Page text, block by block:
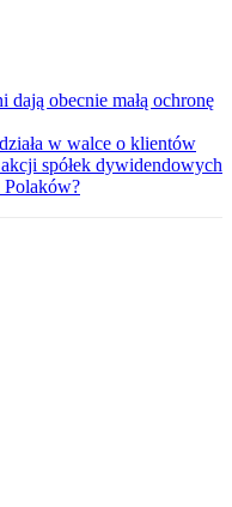
obecnie małą ochronę
w walce o klientów
spółek dywidendowych